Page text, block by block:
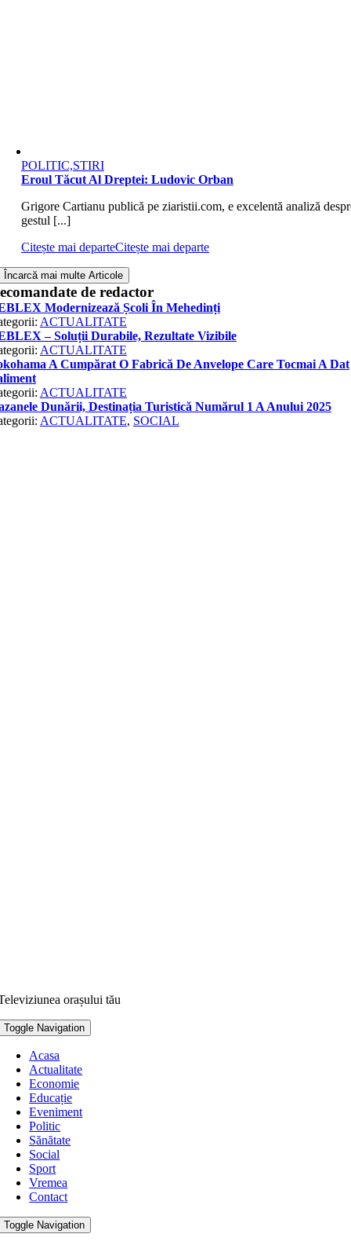
POLITIC,STIRI
Eroul Tăcut Al Dreptei: Ludovic Orban
Grigore Cartianu publică pe ziaristii.com, e excelentă analiză
gestul [...]
Citește mai departeCitește mai departe
Încarcă mai multe Articole
de redactor
Modernizează Școli În Mehedinți
ACTUALITATE
– Soluții Durabile, Rezultate Vizibile
ACTUALITATE
A Cumpărat O Fabrică De Anvelope Care Tocmai A Dat
ACTUALITATE
Dunării, Destinația Turistică Numărul 1 A Anului 2025
ACTUALITATE, SOCIAL
orașului tău
Toggle Navigation
Acasa
Actualitate
Economie
Educație
Eveniment
Politic
Sănătate
Social
Sport
Vremea
Contact
Toggle Navigation